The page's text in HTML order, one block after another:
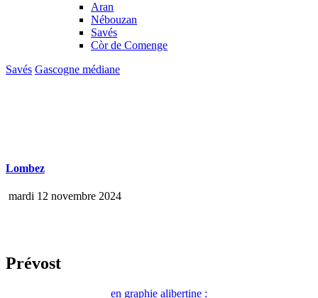
Aran
Nébouzan
Savés
Còr de Comenge
Savés Gascogne médiane
Lombez
mardi 12 novembre 2024
Prévost
en graphie alibertine :